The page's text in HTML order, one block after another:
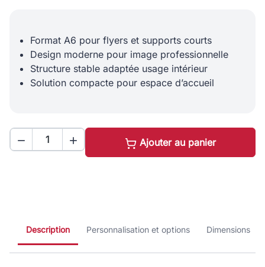
Format A6 pour flyers et supports courts
Design moderne pour image professionnelle
Structure stable adaptée usage intérieur
Solution compacte pour espace d’accueil
  Ajouter au panier
Description Personnalisation et options Dimensions